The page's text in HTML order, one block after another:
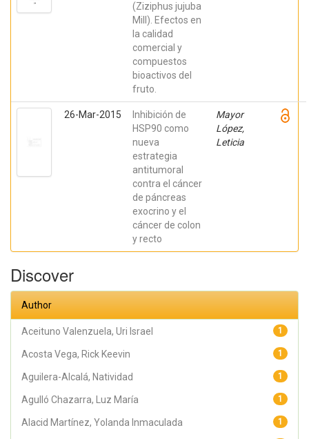
(Ziziphus jujuba
Mill). Efectos en
la calidad
comercial y
compuestos
bioactivos del
fruto.
26-Mar-2015
Inhibición de
HSP90 como
nueva
estrategia
antitumoral
contra el cáncer
de páncreas
exocrino y el
cáncer de colon
y recto
Mayor
López,
Leticia
Discover
Author
1
Aceituno Valenzuela, Uri Israel
1
Acosta Vega, Rick Keevin
1
Aguilera-Alcalá, Natividad
1
Agulló Chazarra, Luz María
1
Alacid Martínez, Yolanda Inmaculada